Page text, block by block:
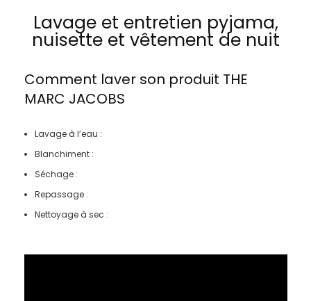
Lavage et entretien pyjama,
nuisette et vêtement de nuit
Comment laver son produit THE
MARC JACOBS
Lavage à l’eau :
Blanchiment :
Séchage :
Repassage :
Nettoyage à sec :